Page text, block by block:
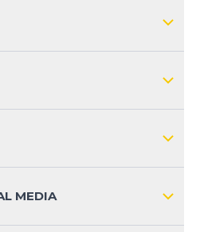
MEDIA